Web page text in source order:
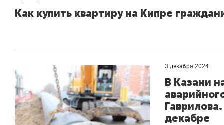
Как купить квартиру на Кипре
3 декабря 2024
В Казани
декабре